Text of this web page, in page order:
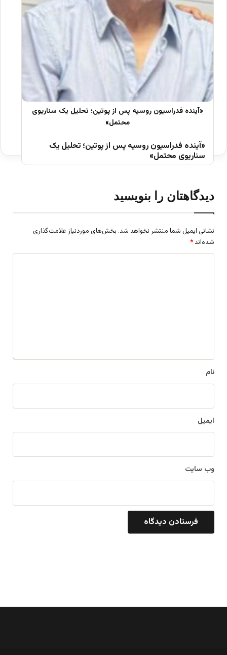
«آینده فدراسیون روسیه پس از پوتین؛ تحلیل یک
سناریوی محتمل»
دیدگاهتان را بنویسید
نشانی ایمیل شما منتشر نخواهد شد. بخش‌های موردنیاز علامت‌گذاری
شده‌اند *
نام
ایمیل
وب‌ سایت